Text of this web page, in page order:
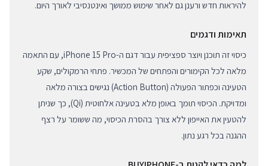
להיראות חדש ורענן גם לאחר שימוש ממושך ואינטנסיבי לאורך היום.
תאימות ודגמים
כיסוי זה תוכנן ויוצר ספציפית עבור דגם ה-iPhone 15 Pro, עם התאמה
מלאה לכל הקימורים והפתחים של המכשיר. פתחי הרמקולים, שקע
הטעינה וכפתור הפעולה (Action Button) נגישים בצורה מלאה
ומדויקת. הכיסוי תומך באופן מלא בטעינה אלחוטית (Qi), כך שניתן
להטעין את האייפון ללא צורך בהסרת הכיסוי, מה ששומר על רצף
ההגנה בכל רגע נתון.